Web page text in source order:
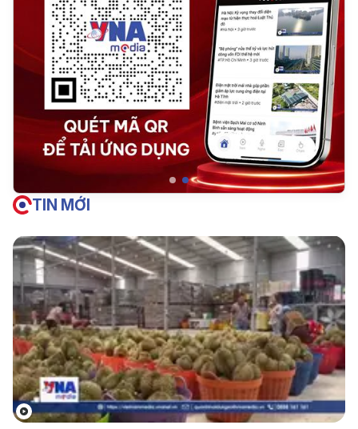
TIN MỚI